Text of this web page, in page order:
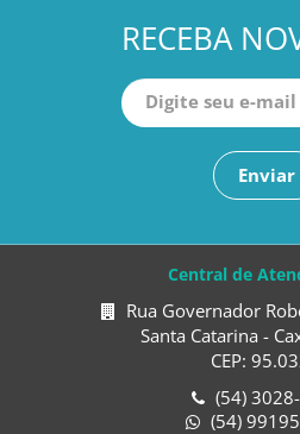
RECEBA
Enviar
Central de
Rua Governador
Santa Catarina -
CEP:
(54)
(54)